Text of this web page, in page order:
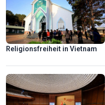
Religionsfreiheit in Vietnam